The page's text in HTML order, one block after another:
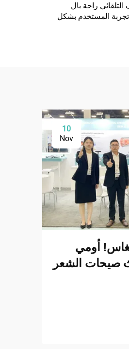
راحة بال
تجربة المستخدم بشكل
10
Nov
أومي
صيحات الشعر